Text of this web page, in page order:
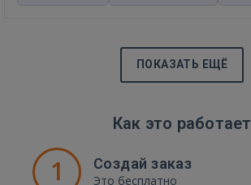
ПОКАЗАТЬ ЕЩЁ
Как это работает
1 Создай заказ
Это бесплатно